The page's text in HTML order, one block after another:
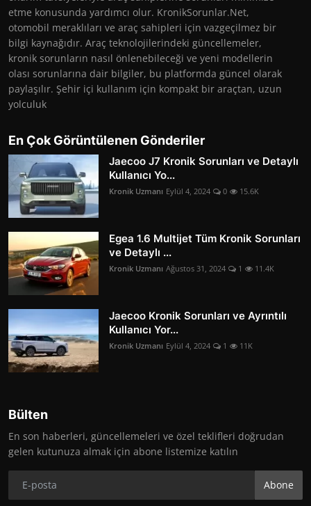
etme konusunda yardımcı olur. KronikSorunlar.Net,
otomobil meraklıları ve araç sahipleri için vazgeçilmez bir
bilgi kaynağıdır. Araç teknolojilerindeki güncellemeler,
kronik sorunların nasıl önlenebileceği ve yeni modellerin
olası sorunlarına dair bilgiler, bu platformda güncel olarak
paylaşılır. Şehir içi kullanım için kompakt bir araçtan, uzun
yolculuk
En Çok Görüntülenen Gönderiler
Jaecoo J7 Kronik Sorunları ve Detaylı
Kullanıcı Yo...
Kronik Uzmanı Eylül 4, 2024 0 15.6K
Egea 1.6 Multijet Tüm Kronik Sorunları
ve Detaylı ...
Kronik Uzmanı Ağustos 31, 2024 1 11.4K
Jaecoo Kronik Sorunları ve Ayrıntılı
Kullanıcı Yor...
Kronik Uzmanı Eylül 4, 2024 1 11K
Bülten
En son haberleri, güncellemeleri ve özel teklifleri doğrudan
gelen kutunuza almak için abone listemize katılın
Abone